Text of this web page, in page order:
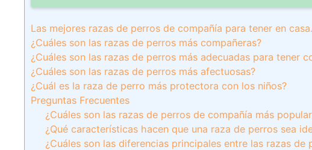
Las mejores razas de perros de compañía para tener en casa.
¿Cuáles son las razas de perros más compañeras?
¿Cuáles son las razas de perros más adecuadas para tener
¿Cuáles son las razas de perros más afectuosas?
¿Cuál es la raza de perro más protectora con los niños?
Preguntas Frecuentes
¿Cuáles son las razas de perros de compañía más
¿Qué características hacen que una raza de perros sea
¿Cuáles son las diferencias principales entre las razas